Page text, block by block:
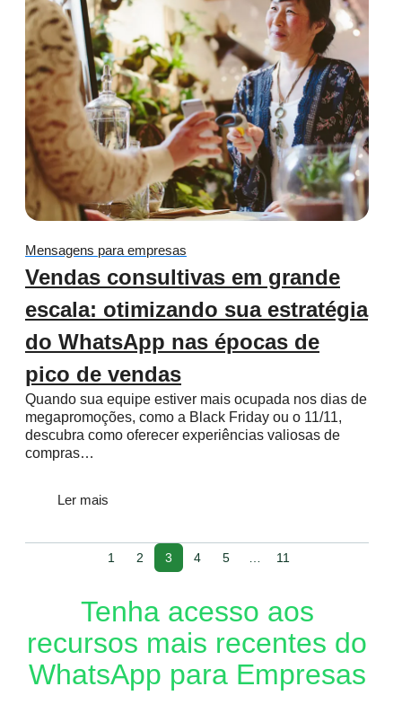
Mensagens para empresas
Vendas consultivas em grande
escala: otimizando sua estratégia
do WhatsApp nas épocas de
pico de vendas
Quando sua equipe estiver mais ocupada nos dias de
megapromoções, como a Black Friday ou o 11/11,
descubra como oferecer experiências valiosas de
compras…
Ler mais
1 2 3 4 5 11
Tenha acesso aos
recursos mais recentes do
WhatsApp para Empresas